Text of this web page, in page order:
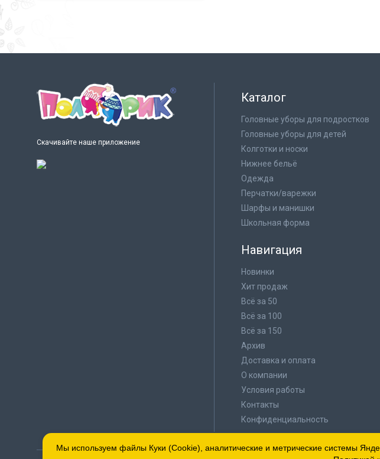
Скачивайте наше приложение
Каталог
Головные уборы для подростков
Головные уборы для детей
Колготки и носки
Нижнее бельё
Одежда
Перчатки/варежки
Шарфы и манишки
Школьная форма
Навигация
Новинки
Хит продаж
Всё за 50
Всё за 100
Всё за 150
Архив
Доставка и оплата
О компании
Условия работы
Контакты
Конфиденциальность
Мы используем файлы Куки (Cookie), аналитические и метрические системы